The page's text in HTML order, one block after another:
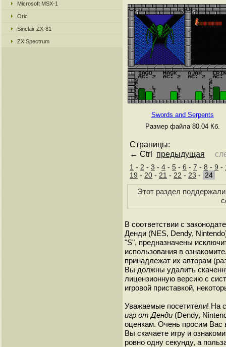
Microsoft MSX-1
Oric
Sinclair ZX-81
ZX Spectrum
Swords and Serpents
Размер файла 80.04 Кб.
Страницы:
← Ctrl предыдущая
1 - 2 - 3 - 4 - 5 - 6 - 7 - 8 - 9 -
19 - 20 - 21 - 22 - 23 - 24
Этот раздел
В соответствии с
Денди (NES, Dendy,
"S", предназначены
использования в
принадлежат их авторам
Вы должны удалить
лицензионную версию с
игровой приставкой,
Уважаемые посетители! На
игр от Денди (Dendy,
оценкам. Очень просим Вас
Вы скачаете игру и
ровно одну секунду, а